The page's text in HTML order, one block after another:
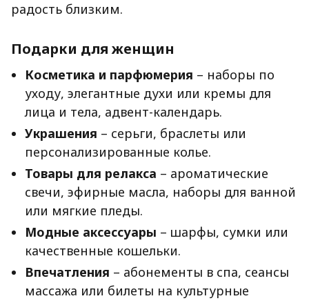
радость близким.
Подарки для женщин
Косметика и парфюмерия – наборы по
уходу, элегантные духи или кремы для
лица и тела, адвент-календарь.
Украшения – серьги, браслеты или
персонализированные колье.
Товары для релакса – ароматические
свечи, эфирные масла, наборы для ванной
или мягкие пледы.
Модные аксессуары – шарфы, сумки или
качественные кошельки.
Впечатления – абонементы в спа, сеансы
массажа или билеты на культурные